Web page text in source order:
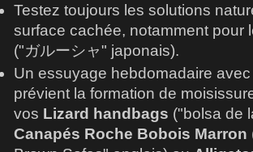
Testez toujours les solutions
surface cachée, notamment pour
("ガルーシャ" japonais).
Un essuyage hebdomadaire
prévient la formation de
vos Lizard handbags ("bolsa de
Canapés Roche Bobois Marron